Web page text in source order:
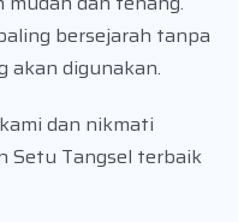
bersejarah tanpa
akan digunakan.
dan nikmati
Setu Tangsel terbaik